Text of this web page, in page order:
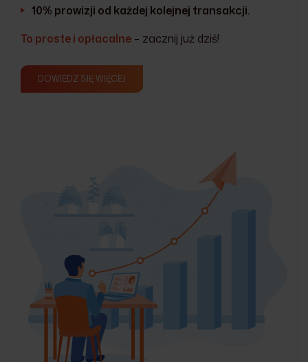
10% prowizji od każdej kolejnej transakcji.
To proste i opłacalne – zacznij już dziś!
DOWIEDZ SIĘ WIĘCEJ